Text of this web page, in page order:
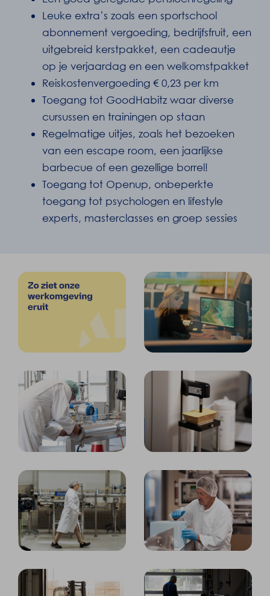
Leuke extra’s zoals een sportschool
abonnement vergoeding, bedrijfsfruit, een
uitgebreid kerstpakket, een cadeautje
op je verjaardag en een welkomstpakket
Reiskostenvergoeding € 0,23 per km
Toegang tot GoodHabitz waar diverse
cursussen en trainingen op staan
Regelmatige uitjes, zoals het bezoeken
van een escape room, een jaarlijkse
barbecue of een gezellige borrel!
Toegang tot Openup, onbeperkte
toegang tot psychologen en lifestyle
experts, masterclasses en groep sessies